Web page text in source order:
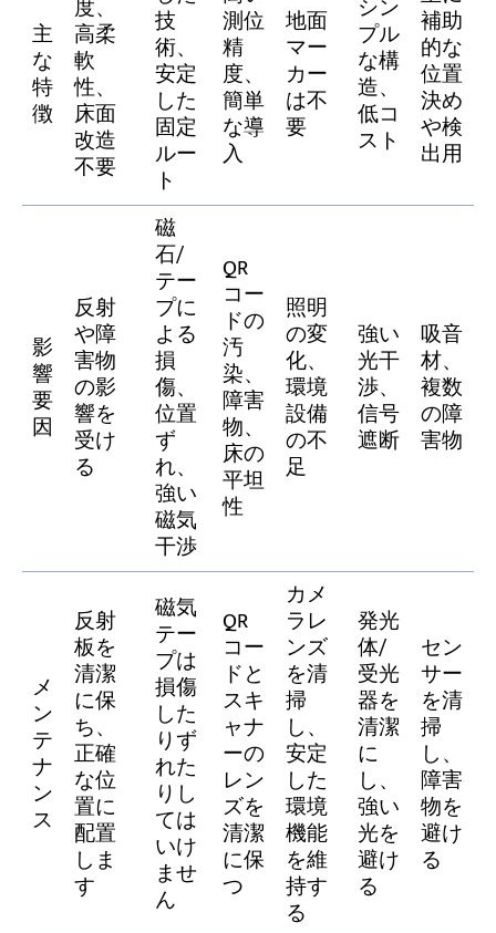
主
な
特
徴
度、
高柔
軟
性、
床面
改造
不要
技
術、
安定
した
固定
ルー
ト
測位
精
度、
簡単
な導
入
地面
マー
カー
は不
要
シン
プル
な構
造、
低コ
スト
補助
的な
位置
決め
や検
出用
影
響
要
因
反射
や障
害物
の影
響を
受け
る
磁
石/
テー
プに
よる
損
傷、
位置
ず
れ、
強い
磁気
干渉
QR
コー
ドの
汚
染、
障害
物、
床の
平坦
性
照明
の変
化、
環境
設備
の不
足
強い
光干
渉、
信号
遮断
吸音
材、
複数
の障
害物
メ
ン
テ
ナ
ン
ス
反射
板を
清潔
に保
ち、
正確
な位
置に
配置
しま
す
磁気
テー
プは
損傷
した
りず
れた
りし
ては
いけ
ませ
ん
QR
コー
ドと
スキ
ャナ
ーの
レン
ズを
清潔
に保
つ
カメ
ラレ
ンズ
を清
掃
し、
安定
した
環境
機能
を維
持す
る
発光
体/
受光
器を
清潔
に
し、
強い
光を
避け
る
セン
サー
を清
掃
し、
障害
物を
避け
る